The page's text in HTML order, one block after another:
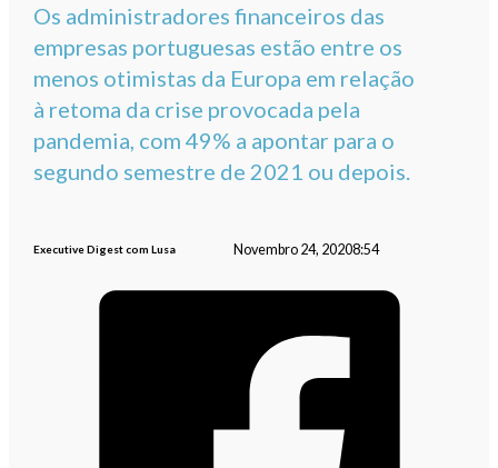
Os administradores financeiros das
empresas portuguesas estão entre os
menos otimistas da Europa em relação
à retoma da crise provocada pela
pandemia, com 49% a apontar para o
segundo semestre de 2021 ou depois.
Executive Digest com Lusa Novembro 24, 20208:54